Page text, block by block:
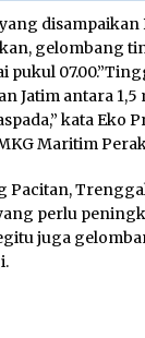
disampaikan
gelombang
pukul
Jatim antara 1,5
kata Eko
Maritim
Pacitan,
perlu
juga